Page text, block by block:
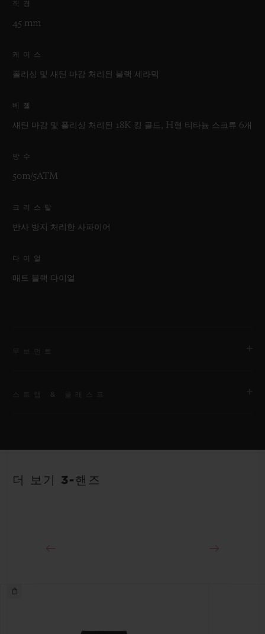
직경
45 mm
케이스
폴리싱 및 새틴 마감 처리된 블랙 세라믹
베젤
새틴 마감 및 폴리싱 처리된 18K 킹 골드, H형 티타늄 스크류 6개
방수
50m/5ATM
크리스탈
반사 방지 처리한 사파이어
다이얼
매트 블랙 다이얼
약 48시간
스트랩
더 보기 3-핸즈